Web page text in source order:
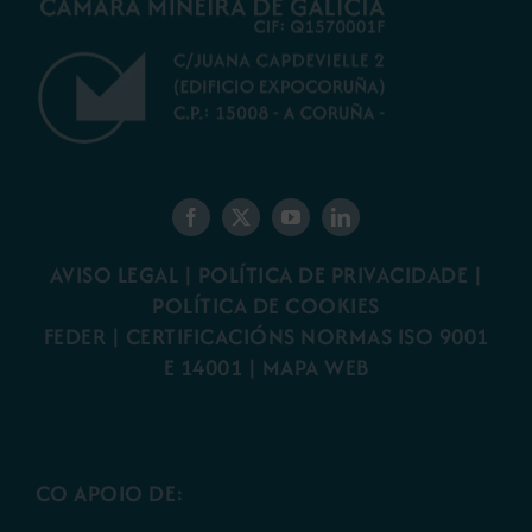
AVISO LEGAL | POLÍTICA DE PRIVACIDADE |
POLÍTICA DE COOKIES
FEDER | CERTIFICACIÓNS NORMAS ISO 9001
E 14001 | MAPA WEB
CO APOIO DE: